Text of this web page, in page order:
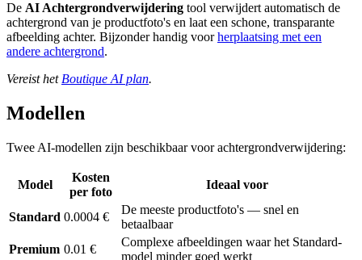
De AI Achtergrondverwijdering tool verwijdert automatisch de
achtergrond van je productfoto's en laat een schone, transparante
afbeelding achter. Bijzonder handig voorherplaatsing met een
andere achtergrond.
Vereist het Boutique AI plan.
Modellen
Twee AI-modellen zijn beschikbaar voor achtergrondverwijdering:
Model
Kosten
per foto
Ideaal voor
Standard 0.0004 €
De meeste productfoto's — snel en
betaalbaar
Premium 0.01 €
Complexe afbeeldingen waar het Standard-
model minder goed werkt